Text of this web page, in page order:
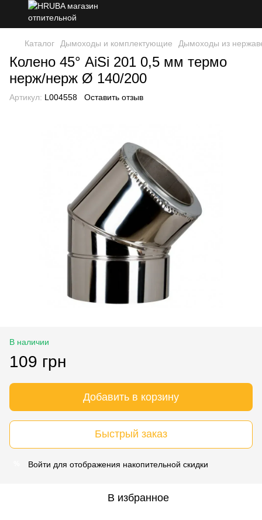
Каталог Дымоходы и комплектующие Дымоходы из
Колено 45° AiSi 201 0,5 мм термо
нерж/нерж Ø 140/200
Артикул: L004558 Оставить отзыв
В наличии
109 грн
Добавить в корзину
Быстрый заказ
Войти для отображения накопительной скидки
В избранное